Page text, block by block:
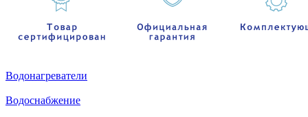
Водонагреватели
Водоснабжение